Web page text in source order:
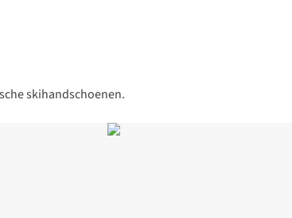
skihandschoenen.